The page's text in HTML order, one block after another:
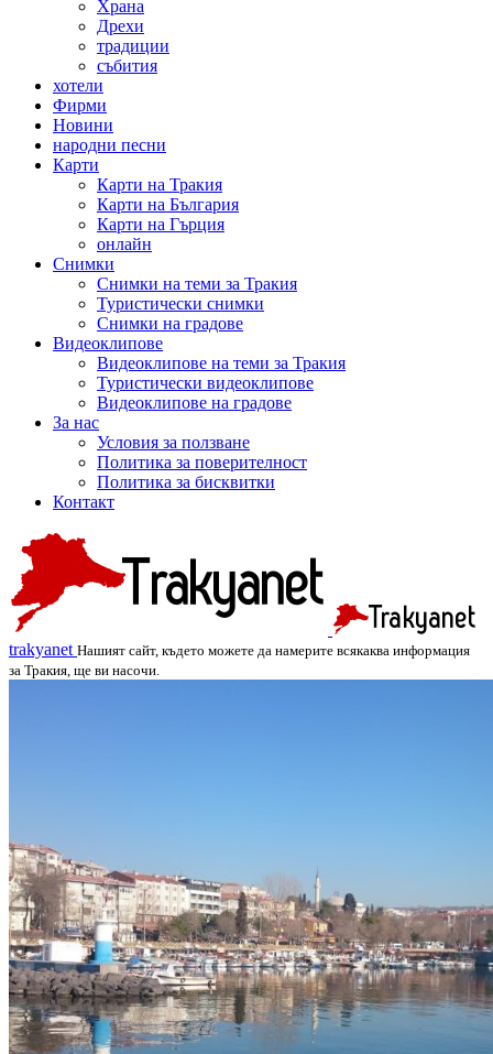
Храна
Дрехи
традиции
събития
хотели
Фирми
Новини
народни песни
Карти
Карти на Тракия
Карти на България
Карти на Гърция
онлайн
Снимки
Снимки на теми за Тракия
Туристически снимки
Снимки на градове
Видеоклипове
Видеоклипове на теми за Тракия
Туристически видеоклипове
Видеоклипове на градове
За нас
Условия за ползване
Политика за поверителност
Политика за бисквитки
Контакт
trakyanet Нашият сайт, където можете да намерите всякаква информация
за Тракия, ще ви насочи.